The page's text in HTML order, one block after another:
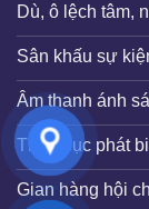
Dù, ô lệch tâm,
Sân khấu sự
Âm thanh ánh
Thuê bục phát
Gian hàng hội